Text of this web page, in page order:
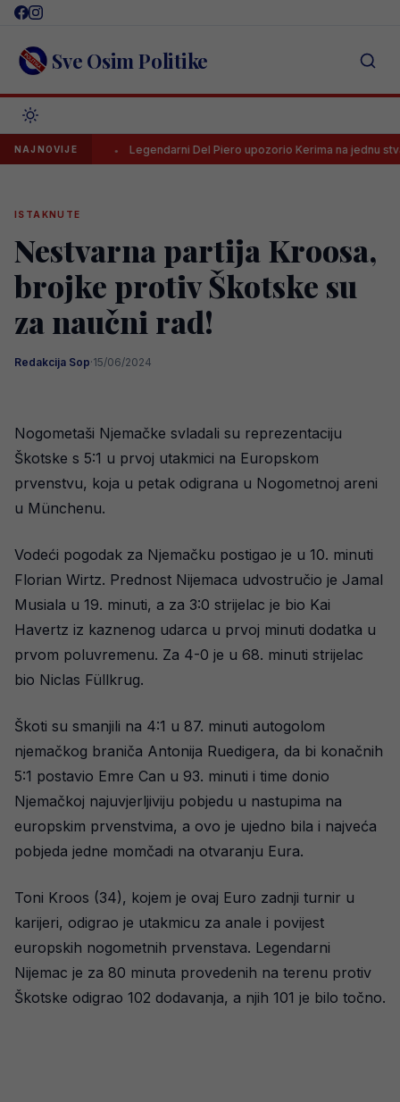
Skip
content Sve Osim Politike
NAJNOVIJE
a Legendarni Del Piero upozorio Kerima na jednu stvar
ISTAKNUTE
Nestvarna partija Kroosa,
brojke protiv Škotske su
za naučni rad!
Redakcija Sop·15/06/2024
Nogometaši Njemačke svladali su reprezentaciju
Škotske s 5:1 u prvoj utakmici na Europskom
prvenstvu, koja u petak odigrana u Nogometnoj areni
u Münchenu.
Vodeći pogodak za Njemačku postigao je u 10. minuti
Florian Wirtz. Prednost Nijemaca udvostručio je Jamal
Musiala u 19. minuti, a za 3:0 strijelac je bio Kai
Havertz iz kaznenog udarca u prvoj minuti dodatka u
prvom poluvremenu. Za 4-0 je u 68. minuti strijelac
bio Niclas Füllkrug.
Škoti su smanjili na 4:1 u 87. minuti autogolom
njemačkog braniča Antonija Ruedigera, da bi konačnih
5:1 postavio Emre Can u 93. minuti i time donio
Njemačkoj najuvjerljiviju pobjedu u nastupima na
europskim prvenstvima, a ovo je ujedno bila i najveća
pobjeda jedne momčadi na otvaranju Eura.
Toni Kroos (34), kojem je ovaj Euro zadnji turnir u
karijeri, odigrao je utakmicu za anale i povijest
europskih nogometnih prvenstava. Legendarni
Nijemac je za 80 minuta provedenih na terenu protiv
Škotske odigrao 102 dodavanja, a njih 101 je bilo točno.